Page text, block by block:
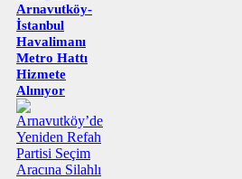
Arnavutköy-
İstanbul
Havalimanı
Metro Hattı
Hizmete
Alınıyor